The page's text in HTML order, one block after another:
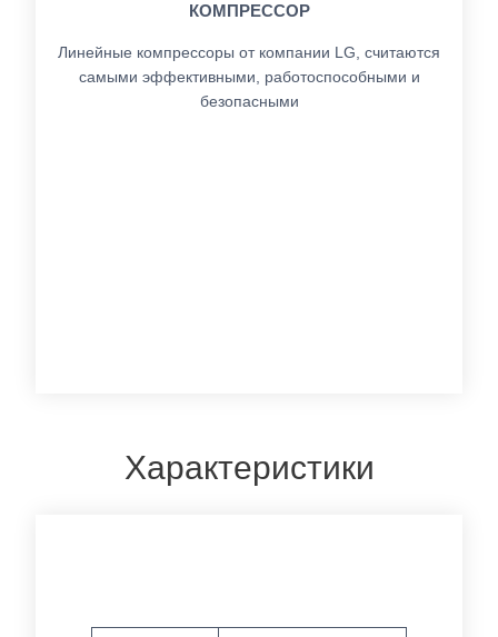
КОМПРЕССОР
Линейные компрессоры от компании LG, считаются
самыми эффективными, работоспособными и
безопасными
Характеристики